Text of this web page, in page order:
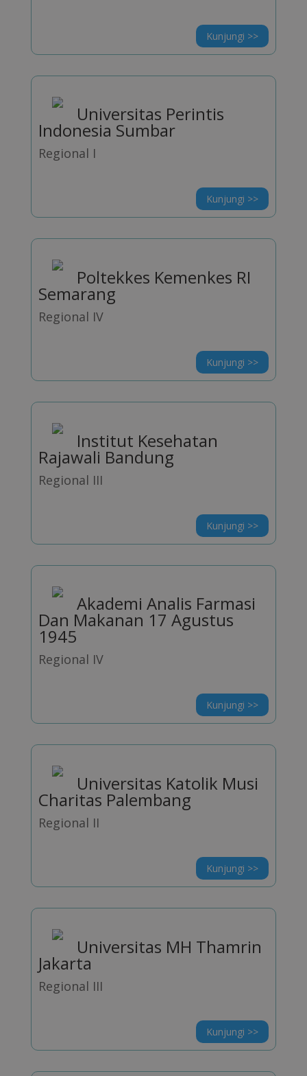
Kunjungi >>
Universitas Perintis
Indonesia Sumbar
Regional I
Kunjungi >>
Poltekkes Kemenkes RI
Semarang
Regional IV
Kunjungi >>
Institut Kesehatan
Rajawali Bandung
Regional III
Kunjungi >>
Akademi Analis Farmasi
Dan Makanan 17 Agustus
1945
Regional IV
Kunjungi >>
Universitas Katolik Musi
Charitas Palembang
Regional II
Kunjungi >>
Universitas MH Thamrin
Jakarta
Regional III
Kunjungi >>